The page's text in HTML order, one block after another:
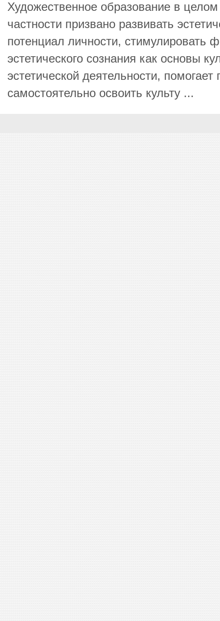
Художественное образование в
частности призвано развивать
потенциал личности, стимулировать
эстетического сознания как основы
эстетической деятельности, помогает
самостоятельно освоить культу ...